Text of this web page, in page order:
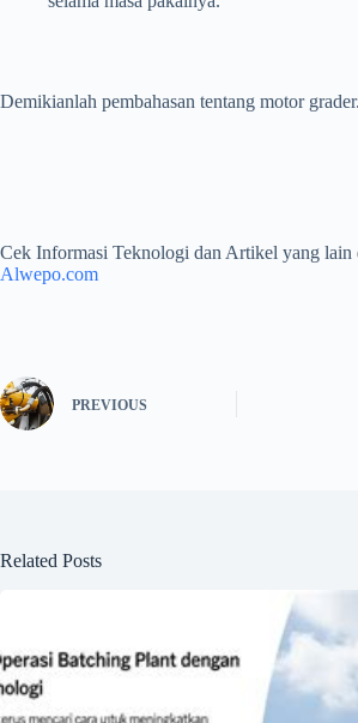
Demikianlah pembahasan tentang motor
Cek Informasi Teknologi dan Artikel yang lain
Alwepo.com
PREVIOUS
Related Posts